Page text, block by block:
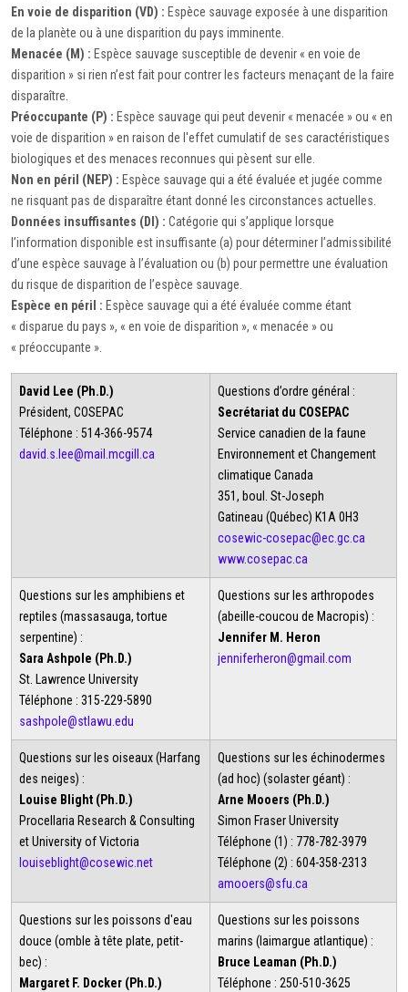
En voie de disparition (VD) : Espèce sauvage exposée à une disparition
de la planète ou à une disparition du pays imminente.
Menacée (M) : Espèce sauvage susceptible de devenir « en voie de
disparition » si rien n’est fait pour contrer les facteurs menaçant de la faire
disparaître.
Préoccupante (P) : Espèce sauvage qui peut devenir « menacée » ou « en
voie de disparition » en raison de l'effet cumulatif de ses caractéristiques
biologiques et des menaces reconnues qui pèsent sur elle.
Non en péril (NEP) : Espèce sauvage qui a été évaluée et jugée comme
ne risquant pas de disparaître étant donné les circonstances actuelles.
Données insuffisantes (DI) : Catégorie qui s’applique lorsque
l’information disponible est insuffisante (a) pour déterminer l’admissibilité
d’une espèce sauvage à l’évaluation ou (b) pour permettre une évaluation
du risque de disparition de l’espèce sauvage.
Espèce en péril : Espèce sauvage qui a été évaluée comme étant
« disparue du pays », « en voie de disparition », « menacée » ou
« préoccupante ».
David Lee (Ph.D.)
Président, COSEPAC
Téléphone : 514-366-9574
david.s.lee@mail.mcgill.ca
Questions d’ordre général :
Secrétariat du COSEPAC
Service canadien de la faune
Environnement et Changement
climatique Canada
351, boul. St-Joseph
Gatineau (Québec) K1A 0H3
cosewic-cosepac@ec.gc.ca
www.cosepac.ca
Questions sur les amphibiens et
reptiles (massasauga, tortue
serpentine) :
Sara Ashpole (Ph.D.)
St. Lawrence University
Téléphone : 315-229-5890
sashpole@stlawu.edu
Questions sur les arthropodes
(abeille-coucou de Macropis) :
Jennifer M. Heron
jenniferheron@gmail.com
Questions sur les oiseaux (Harfang
des neiges) :
Louise Blight (Ph.D.)
Procellaria Research & Consulting
et University of Victoria
louiseblight@cosewic.net
Questions sur les échinodermes
(ad hoc) (solaster géant) :
Arne Mooers (Ph.D.)
Simon Fraser University
Téléphone (1) : 778-782-3979
Téléphone (2) : 604-358-2313
amooers@sfu.ca
Questions sur les poissons d'eau
douce (omble à tête plate, petit-
bec) :
Margaret F. Docker (Ph.D.)
Questions sur les poissons
marins (laimargue atlantique) :
Bruce Leaman (Ph.D.)
Téléphone : 250-510-3625